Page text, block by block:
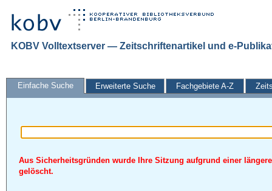
KOBV Volltextserver — Zeitschriftenartikel und e-
Einfache Suche Erweiterte Suche Fachgebiete A-Z
Aus Sicherheitsgründen wurde Ihre Sitzung aufgrund einer
gelöscht.